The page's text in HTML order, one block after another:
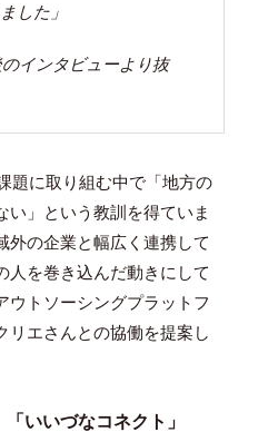
した」
インタビューより抜
題に取り組む中で「地方の
い」という教訓を得ていま
外の企業と幅広く連携して
人を巻き込んだ動きにして
ウトソーシングプラットフ
リエさんとの協働を提案し
いいづなコネクト」